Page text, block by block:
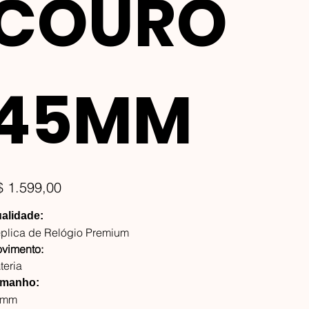
1.599,00
de Relógio Premium